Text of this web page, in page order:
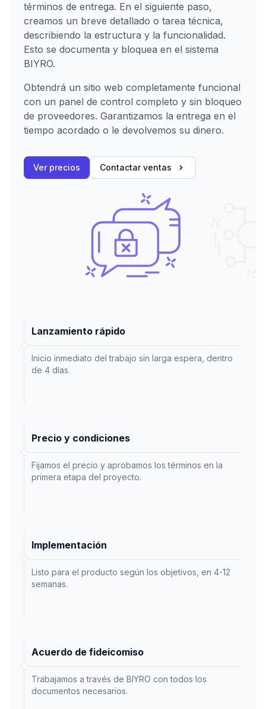
términos de entrega. En el siguiente paso,
creamos un breve detallado o tarea técnica,
describiendo la estructura y la funcionalidad.
Esto se documenta y bloquea en el sistema
BIYRO.
Obtendrá un sitio web completamente funcional
con un panel de control completo y sin bloqueo
de proveedores. Garantizamos la entrega en el
tiempo acordado o le devolvemos su dinero.
Ver precios Contactar ventas
Lanzamiento rápido
Inicio inmediato del trabajo sin larga espera, dentro
de 4 días.
Precio y condiciones
Fijamos el precio y aprobamos los términos en la
primera etapa del proyecto.
Implementación
Listo para el producto según los objetivos, en 4-12
semanas.
Acuerdo de fideicomiso
Trabajamos a través de BIYRO con todos los
documentos necesarios.